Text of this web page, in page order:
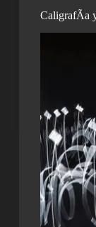
CaligrafÃ­a